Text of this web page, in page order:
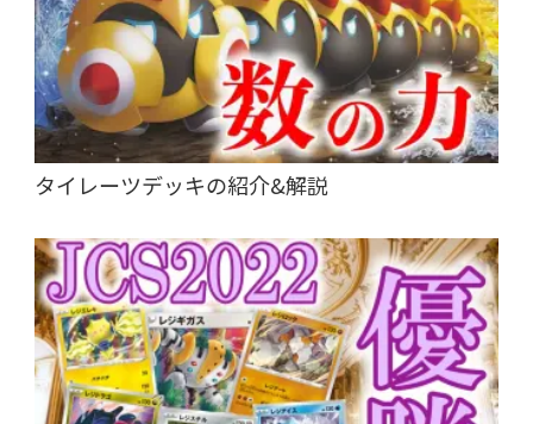
タイレーツデッキの紹介&解説